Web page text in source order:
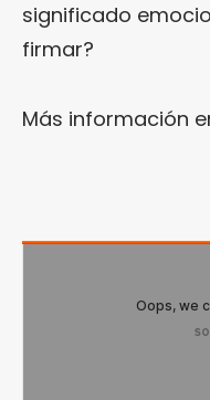
significado
firmar?
Más información